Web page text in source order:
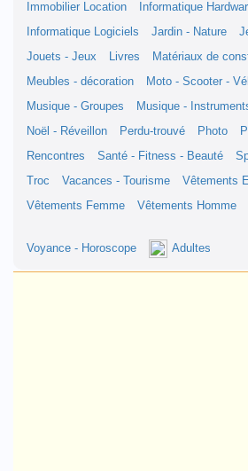
Immobilier Location
Informatique
Informatique Logiciels
Jardin - Nature
Jouets - Jeux
Livres
Matériaux de
Meubles - décoration
Moto - Scooter -
Musique - Groupes
Musique -
Noël - Réveillon
Perdu-trouvé Photo
Rencontres
Santé - Fitness - Beauté
Troc
Vacances - Tourisme
Vêtements
Vêtements Femme
Vêtements Homme
Voyance - Horoscope Adultes